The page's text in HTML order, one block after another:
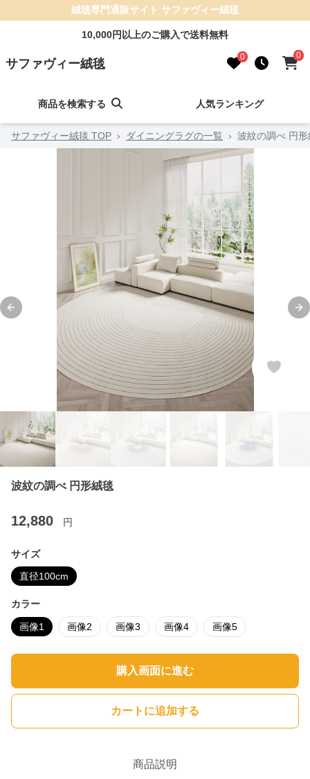
絨毯専門通販サイト サファヴィー絨毯
10,000円以上のご購入で送料無料
サファヴィー絨毯 0 0
商品を検索する 人気ランキング
サファヴィー絨毯 TOP › ダイニングラグの一覧 › 波紋の調べ 円形
Previous slide
波紋の調べ 円形絨毯
12,880 円
サイズ
直径100cm
カラー
画像1 画像2 画像3 画像4 画像5
購入画面に進む
カートに追加する
商品説明